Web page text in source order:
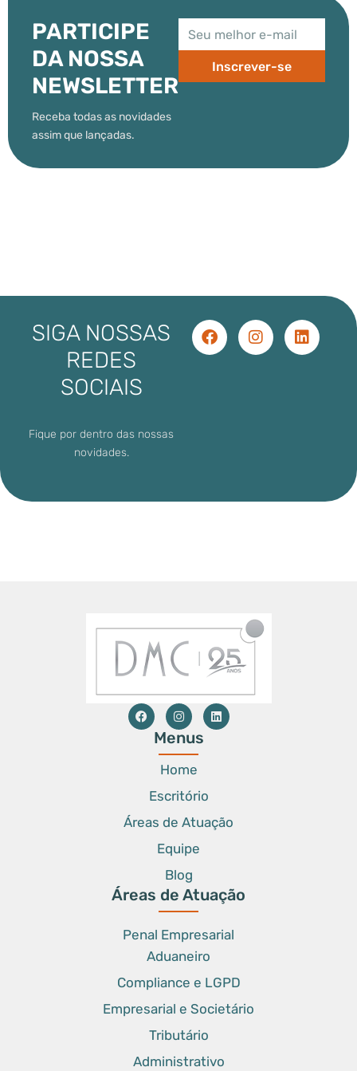
PARTICIPE
DA NOSSA
NEWSLETTER
Receba todas as novidades
assim que lançadas.
Inscrever-se
SIGA NOSSAS
REDES
SOCIAIS
Fique por dentro das nossas
novidades.
Menus
Home
Escritório
Áreas de Atuação
Equipe
Blog
Áreas de Atuação
Penal Empresarial
Aduaneiro
Compliance e LGPD
Empresarial e Societário
Tributário
Administrativo